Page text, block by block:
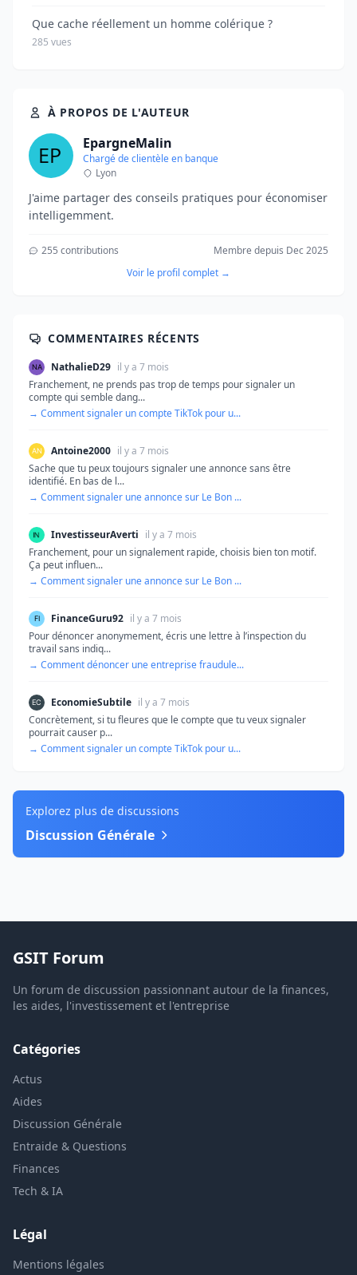
Que cache réellement un homme colérique ?
285 vues
À PROPOS DE L'AUTEUR
EpargneMalin
Chargé de clientèle en banque
Lyon
J'aime partager des conseils pratiques pour économiser
intelligemment.
255 contributions
Membre depuis Dec 2025
Voir le profil complet →
COMMENTAIRES RÉCENTS
NathalieD29 il y a 7 mois
Franchement, ne prends pas trop de temps pour signaler un
compte qui semble dang...
→ Comment signaler un compte TikTok pour u...
Antoine2000 il y a 7 mois
Sache que tu peux toujours signaler une annonce sans être
identifié. En bas de l...
→ Comment signaler une annonce sur Le Bon ...
InvestisseurAverti il y a 7 mois
Franchement, pour un signalement rapide, choisis bien ton motif.
Ça peut influen...
→ Comment signaler une annonce sur Le Bon ...
FinanceGuru92 il y a 7 mois
Pour dénoncer anonymement, écris une lettre à l’inspection du
travail sans indiq...
→ Comment dénoncer une entreprise fraudule...
EconomieSubtile il y a 7 mois
Concrètement, si tu fleures que le compte que tu veux signaler
pourrait causer p...
→ Comment signaler un compte TikTok pour u...
Explorez plus de discussions
Discussion Générale
GSIT Forum
Un forum de discussion passionnant autour de la finances,
les aides, l'investissement et l'entreprise
Catégories
Actus
Aides
Discussion Générale
Entraide & Questions
Finances
Tech & IA
Légal
Mentions légales